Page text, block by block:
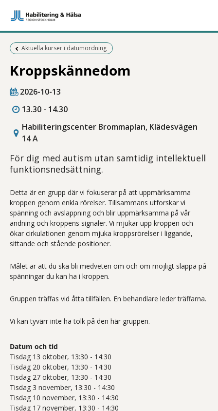
Föregående sida:
Aktuella kurser i datumordning
Kroppskännedom
2026-10-13
13.30 - 14.30
Habiliteringscenter Brommaplan, Klädesvägen
14 A
För dig med autism utan samtidig intellektuell
funktionsnedsättning.
Detta är en grupp där vi fokuserar på att uppmärksamma
kroppen genom enkla rörelser. Tillsammans utforskar vi
spänning och avslappning och blir uppmärksamma på vår
andning och kroppens signaler. Vi mjukar upp kroppen och
ökar cirkulationen genom mjuka kroppsrörelser i liggande,
sittande och stående positioner.
Målet är att du ska bli medveten om och om möjligt släppa på
spänningar du kan ha i kroppen.
Gruppen träffas vid åtta tillfällen. En behandlare leder träffarna.
Vi kan tyvärr inte ha tolk på den här gruppen.
Datum och tid
Tisdag 13 oktober, 13:30 - 14:30
Tisdag 20 oktober, 13:30 - 14:30
Tisdag 27 oktober, 13:30 - 14:30
Tisdag 3 november, 13:30 - 14:30
Tisdag 10 november, 13:30 - 14:30
Tisdag 17 november, 13:30 - 14:30